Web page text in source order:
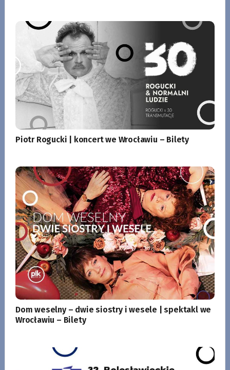
Piotr Rogucki | koncert we Wrocławiu – Bilety
Dom weselny – dwie siostry i wesele | spektakl we
Wrocławiu – Bilety